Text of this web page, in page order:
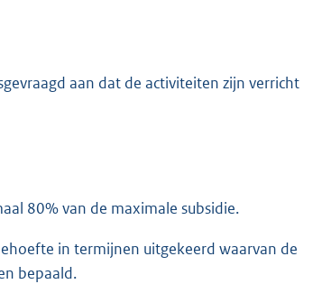
aan dat de activiteiten zijn verricht
80% van de maximale subsidie.
in termijnen uitgekeerd waarvan de
bepaald.